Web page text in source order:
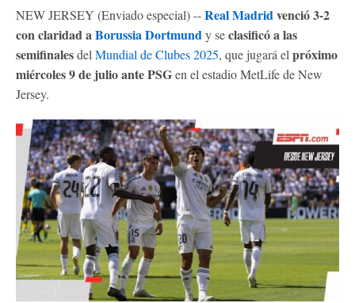
NEW JERSEY (Enviado especial) --Real Madridvenció 3-2
con claridad aBorussia Dortmundy seclasificó a las
semifinalesdel Mundial de Clubes 2025, que jugará el próximo
miércoles 9 de julio ante PSGen el estadio MetLife de New
Jersey.